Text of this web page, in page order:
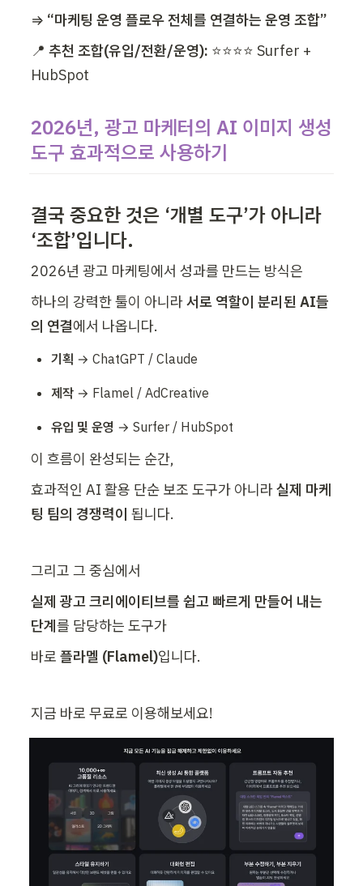
⇒ “마케팅 운영 플로우 전체를 연결하는 운영 조합”
📍 추천 조합(유입/전환/운영): ⭐⭐⭐⭐ Surfer +
HubSpot
2026년, 광고 마케터의 AI 이미지 생성
도구 효과적으로 사용하기
결국 중요한 것은 ‘개별 도구’가 아니라
‘조합’입니다.
2026년 광고 마케팅에서 성과를 만드는 방식은
하나의 강력한 툴이 아니라 서로 역할이 분리된 AI들
의 연결에서 나옵니다.
기획 → ChatGPT / Claude
제작 → Flamel / AdCreative
유입 및 운영 → Surfer / HubSpot
이 흐름이 완성되는 순간,
효과적인 AI 활용 단순 보조 도구가 아니라 실제 마케
팅 팀의 경쟁력이 됩니다.
그리고 그 중심에서
실제 광고 크리에이티브를 쉽고 빠르게 만들어 내는
단계를 담당하는 도구가
바로 플라멜 (Flamel)입니다.
지금 바로 무료로 이용해보세요!